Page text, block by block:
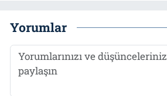
Yorumlar